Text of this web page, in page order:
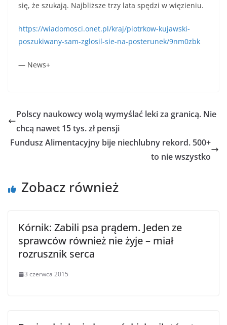
się, że szukają. Najbliższe trzy lata spędzi w więzieniu.
https://wiadomosci.onet.pl/kraj/piotrkow-kujawski-
poszukiwany-sam-zglosil-sie-na-posterunek/9nm0zbk
— News+
Polscy naukowcy wolą wymyślać leki za granicą. Nie
chcą nawet 15 tys. zł pensji
Fundusz Alimentacyjny bije niechlubny rekord. 500+
to nie wszystko
Zobacz również
Kórnik: Zabili psa prądem. Jeden ze
sprawców również nie żyje – miał
rozrusznik serca
3 czerwca 2015